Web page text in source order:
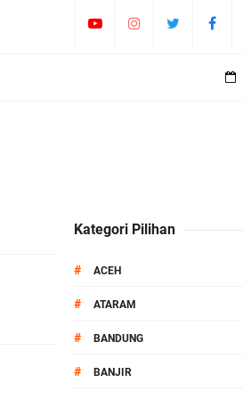
Kategori Pilihan
# ACEH
# ATARAM
# BANDUNG
# BANJIR